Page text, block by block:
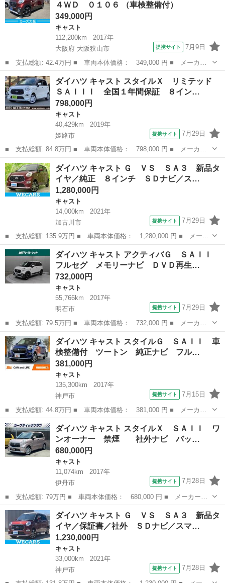
減システ...
４ＷＤ ０１０６ （車検整備付）
349,000円
キャスト
112,200km
2017年
大阪府 大阪狭山市
提携サイト 7月9日
■ 支払総額: 42.4万円 ■ 車両本体価格： 349,000 円 ■ メーカー
名： ダイハツ ■ 車種名： キャスト ■ グレード名： アクティ
バＧ ＳＡＩＩ ４ＷＤ ０１０６ ■ 排気量： 660cc ■ ドア枚
数：...
大阪 大阪狭山市 キャスト
ダイハツ キャスト スタイルＸ リミテッド
ＳＡＩＩＩ 全国１年間保証 ８イン…
798,000円
キャスト
40,429km
2019年
姫路市
提携サイト 7月29日
■ 支払総額: 84.8万円 ■ 車両本体価格： 798,000 円 ■ メーカー
名： ダイハツ ■ 車種名： キャスト ■ グレード名： スタイル
Ｘ リミテッド ＳＡＩＩＩ 全国１年間保証 ８インチナビ ＥＴ
Ｃ Ｂカメラ...
兵庫 姫路市 キャスト
ダイハツ キャスト Ｇ ＶＳ ＳＡ３ 新品タ
イヤ／純正 ８インチ ＳＤナビ／ス…
1,280,000円
キャスト
14,000km
2021年
加古川市
提携サイト 7月29日
■ 支払総額: 135.9万円 ■ 車両本体価格： 1,280,000 円 ■ メーカ
ー名： ダイハツ ■ 車種名： キャスト ■ グレード名： Ｇ Ｖ
Ｓ ＳＡ３ 新品タイヤ／純正 ８インチ ＳＤナビ／スマートアシ
スト（ト...
兵庫 加古川市 キャスト
ダイハツ キャスト アクティバＧ ＳＡＩＩ
フルセグ メモリーナビ ＤＶＤ再生…
732,000円
キャスト
55,766km
2017年
明石市
提携サイト 7月29日
■ 支払総額: 79.5万円 ■ 車両本体価格： 732,000 円 ■ メーカー
名： ダイハツ ■ 車種名： キャスト ■ グレード名： アクティ
バＧ ＳＡＩＩ フルセグ メモリーナビ ＤＶＤ再生 ミュージッ
クプレイヤー...
兵庫 明石市 キャスト
ダイハツ キャスト スタイルＧ ＳＡＩＩ 車
検整備付 ツートン 純正ナビ フル…
381,000円
キャスト
135,300km
2017年
神戸市
提携サイト 7月15日
■ 支払総額: 44.8万円 ■ 車両本体価格： 381,000 円 ■ メーカー
名： ダイハツ ■ 車種名： キャスト ■ グレード名： スタイル
Ｇ ＳＡＩＩ 車検整備付 ツートン 純正ナビ フルセグ バック
カメラ スマ...
兵庫 神戸市 キャスト
ダイハツ キャスト スタイルＸ ＳＡＩＩ ワ
ンオーナー 禁煙 社外ナビ バッ…
680,000円
キャスト
11,074km
2017年
伊丹市
提携サイト 7月28日
■ 支払総額: 79万円 ■ 車両本体価格： 680,000 円 ■ メーカー
名： ダイハツ ■ 車種名： キャスト ■ グレード名： スタイル
Ｘ ＳＡＩＩ ワンオーナー 禁煙 社外ナビ バックカメラ ス
マートアシスト ...
兵庫 伊丹市 キャスト
ダイハツ キャスト Ｇ ＶＳ ＳＡ３ 新品タ
イヤ／保証書／社外 ＳＤナビ／スマ…
1,230,000円
キャスト
33,000km
2021年
神戸市
提携サイト 7月28日